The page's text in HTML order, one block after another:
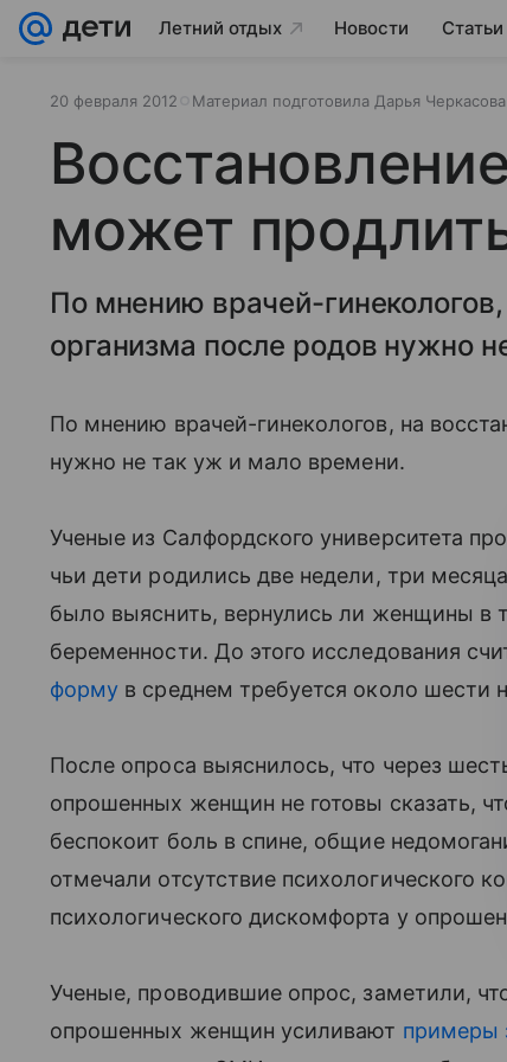
Летний отдых Новости Статьи
20 февраля 2012 Материал подготовила Дарья Черкасова
может
По мнению врачей-
организма после родов нужно
По мнению врачей-гинекологов, на
нужно не так уж и мало времени.
Ученые из Салфордского университета
чьи дети родились две недели, три
было выяснить, вернулись ли женщины в
беременности. До этого исследования
форму в среднем требуется около шести
После опроса выяснилось, что через
опрошенных женщин не готовы сказать,
беспокоит боль в спине, общие
отмечали отсутствие психологического
психологического дискомфорта у
Ученые, проводившие опрос, заметили,
опрошенных женщин усиливают примеры